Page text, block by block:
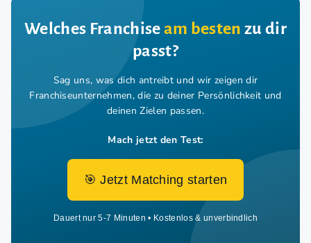
Welches Franchiseam besten zu dir
passt?
Sag uns, was dich antreibt und wir zeigen dir
Franchiseunternehmen, die zu deiner Persönlichkeit und
deinen Zielen passen.
Mach jetzt den Test:
🎯 Jetzt Matching starten
Dauert nur 5-7 Minuten • Kostenlos & unverbindlich